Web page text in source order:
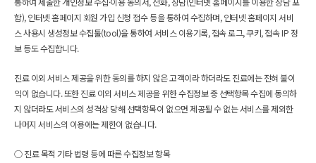
함), 인터넷 홈페이지 회원 가입 신청 접수 등을 통하여 수집하며, 인터넷 홈페이지 서비
스 사용시 생성정보 수집툴(tool)을 통하여 서비스 이용기록, 접속 로그, 쿠키, 접속 IP 정
보 등도 수집합니다.
진료 이외 서비스 제공을 위한 동의를 하지 않은 고객이라 하더라도 진료에는 전혀 불이
익이 없습니다. 또한 진료 이외 서비스 제공을 위한 수집정보 중 선택항목 수집에 동의하
지 않더라도 서비스의 성격상 당해 선택항목이 없으면 제공될 수 없는 서비스를 제외한
나머지 서비스의 이용에는 제한이 없습니다.
○ 진료 목적 기타 법령 등에 따른 수집정보 항목